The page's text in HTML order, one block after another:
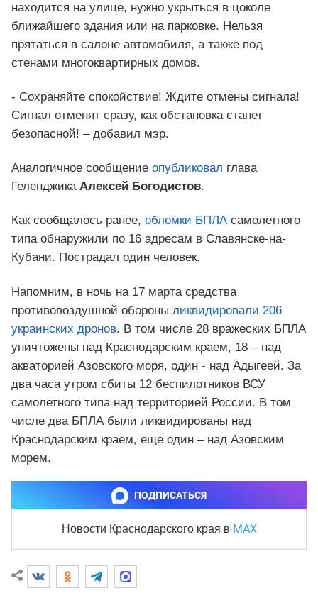
находится на улице, нужно укрыться в цоколе
ближайшего здания или на парковке. Нельзя
прятаться в салоне автомобиля, а также под
стенами многоквартирных домов.
- Сохраняйте спокойствие! Ждите отмены сигнала!
Сигнал отменят сразу, как обстановка станет
безопасной! – добавил мэр.
Аналогичное сообщение опубликовал глава
Геленджика Алексей Богодистов.
Как сообщалось ранее, обломки БПЛАсамолетного
типа обнаружили по 16 адресам в Славянске-на-
Кубани. Пострадал один человек.
Напомним, в ночь на 17 марта средства
противовоздушной обороны ликвидировали 206
украинских дронов. В том числе 28 вражеских БПЛА
уничтожены над Краснодарским краем, 18 – над
акваторией Азовского моря, один - над Адыгеей. За
два часа утром сбиты 12 беспилотников ВСУ
самолетного типа над территорией России. В том
числе два БПЛА были ликвидированы над
Краснодарским краем, еще один – над Азовским
морем.
ПОДПИСАТЬСЯ
Новости Краснодарского края в MAX